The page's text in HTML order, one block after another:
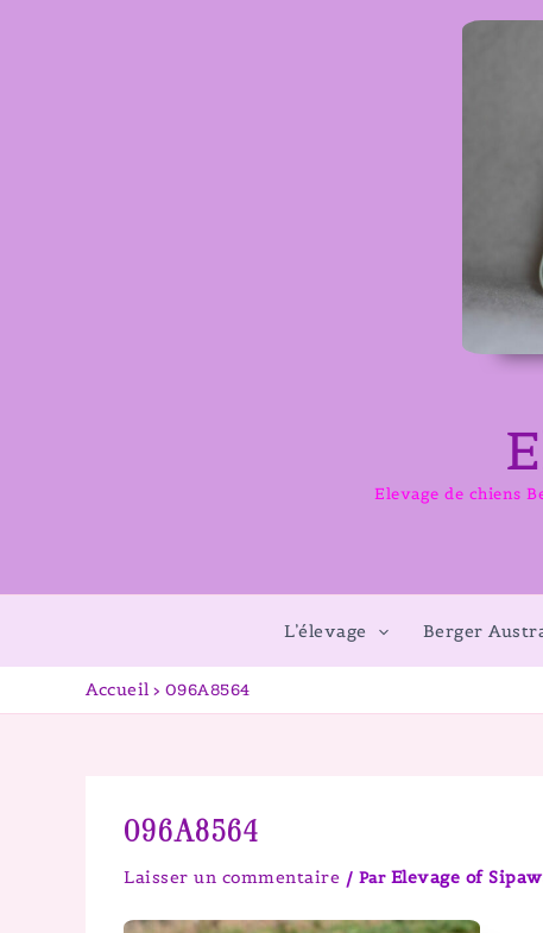
Elevage de chiens
L’élevage Berger
Accueil 096A8564
096A8564
Laisser un commentaire / Par Elevage of